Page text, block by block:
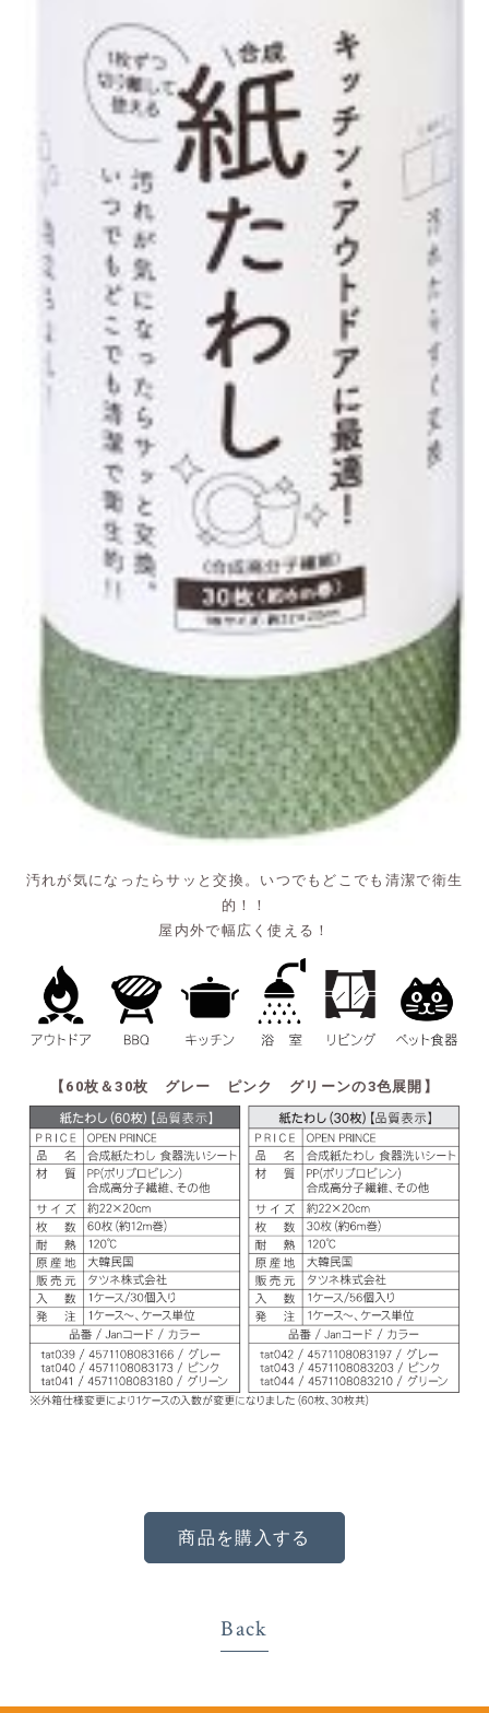
汚れが気になったらサッと交換。いつでもどこでも清潔で衛生
的！！
屋内外で幅広く使える！
【60枚＆30枚 グレー ピンク グリーンの3色展開】
商品を購入する
Back